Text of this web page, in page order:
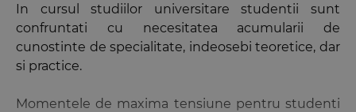
In cursul studiilor universitare studentii sunt
confruntati cu necesitatea acumularii de
cunostinte de specialitate, indeosebi teoretice, dar
si practice.
Momentele de maxima tensiune pentru studenti